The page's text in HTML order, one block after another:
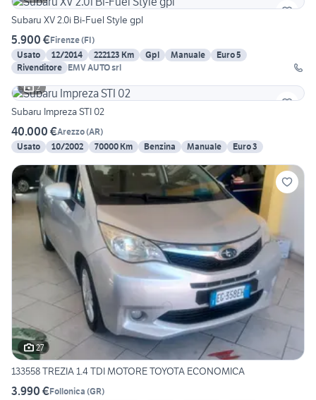
Subaru XV 2.0i Bi-Fuel Style gpl
5.900 €Firenze(FI)
Usato
12/2014 222123 Km Gpl Manuale
Euro 5
Rivenditore EMV AUTO srl
2
Subaru Impreza STI 02
40.000 €Arezzo(AR)
Usato
10/2002 70000 Km Benzina Manuale Euro 3
27
133558 TREZIA 1.4 TDI MOTORE TOYOTA ECONOMICA
3.990 €Follonica (GR)